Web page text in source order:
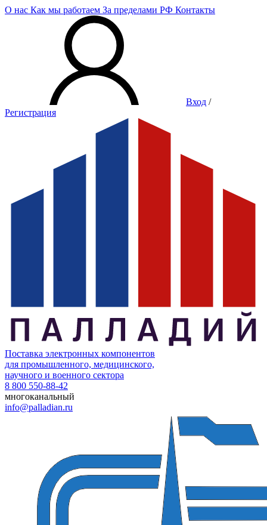
О нас Как мы работаем За пределами РФ Контакты
Вход /
Регистрация
Поставка электронных компонентов
для промышленного, медицинского,
научного и военного сектора
8 800 550-88-42
многоканальный
info@palladian.ru